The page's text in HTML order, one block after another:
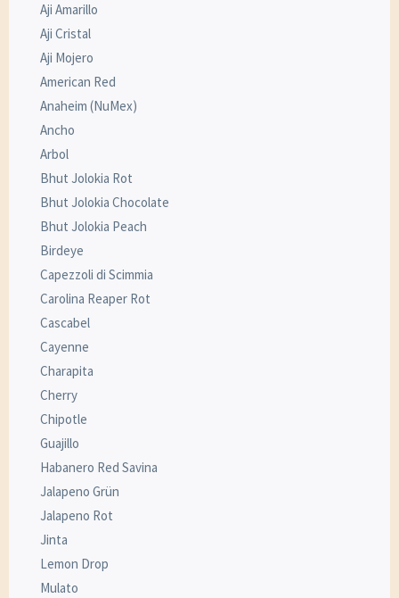
Aji Amarillo
Aji Cristal
Aji Mojero
American Red
Anaheim (NuMex)
Ancho
Arbol
Bhut Jolokia Rot
Bhut Jolokia Chocolate
Bhut Jolokia Peach
Birdeye
Capezzoli di Scimmia
Carolina Reaper Rot
Cascabel
Cayenne
Charapita
Cherry
Chipotle
Guajillo
Habanero Red Savina
Jalapeno Grün
Jalapeno Rot
Jinta
Lemon Drop
Mulato